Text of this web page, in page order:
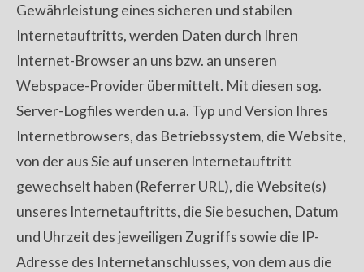
Gewährleistung eines sicheren und stabilen
Internetauftritts, werden Daten durch Ihren
Internet-Browser an uns bzw. an unseren
Webspace-Provider übermittelt. Mit diesen sog.
Server-Logfiles werden u.a. Typ und Version Ihres
Internetbrowsers, das Betriebssystem, die Website,
von der aus Sie auf unseren Internetauftritt
gewechselt haben (Referrer URL), die Website(s)
unseres Internetauftritts, die Sie besuchen, Datum
und Uhrzeit des jeweiligen Zugriffs sowie die IP-
Adresse des Internetanschlusses, von dem aus die